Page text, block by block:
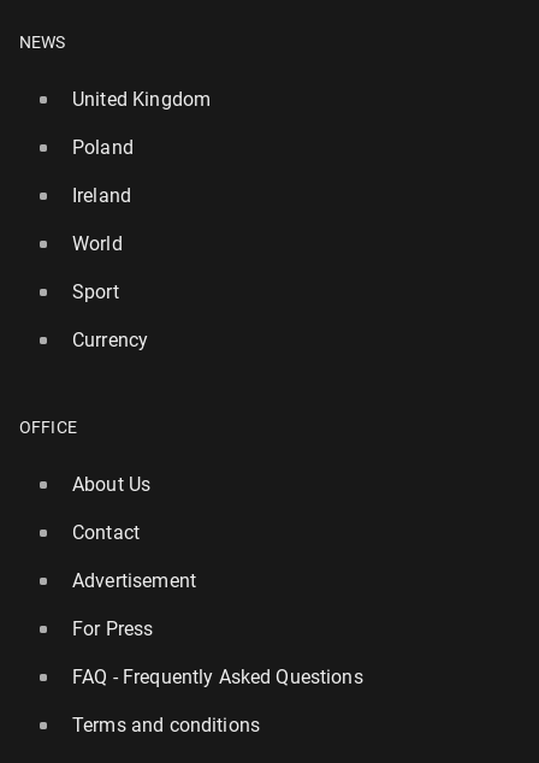
NEWS
United Kingdom
Poland
Ireland
World
Sport
Currency
OFFICE
About Us
Contact
Advertisement
For Press
FAQ - Frequently Asked Questions
Terms and conditions